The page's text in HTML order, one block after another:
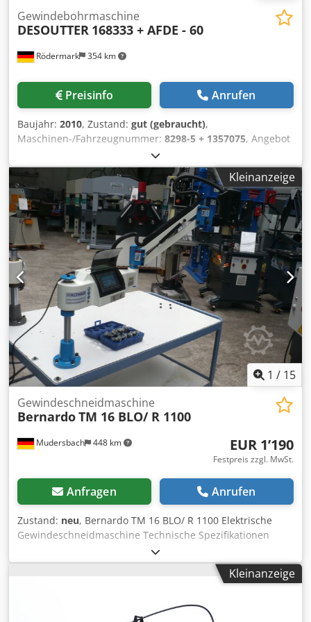
Rödermark 354 km
Gewindebohrmaschine
DESOUTTER 168333 + AFDE - 60
Preisinfo Anrufen
Baujahr: 2010, Zustand: gut (gebraucht),
Maschinen-/Fahrzeugnummer: 8298-5 + 1357075, Angebot
20142 Technische Daten: - Gewindebohrleistung bis ca. M
16 - Gewindebohrtiefe ca. 75 mm - Bohrvorschub Ab + Auf
stufenlos regulierbar Dcedpopahn Hsfx Ad Sek -
Ausladung 90 mm - Spindeldrehzahlen bis 290 U/min -
Pneumatik Anschluss mit Druckminderer 6 bar - Pneumatik
Fußtaster - Antrieb 400 V / 0,75 kW - Platzbedarf ca. B 700 x
H 2250 x T 800 mm - Gewicht ca. 150 kg
Kleinanzeige
1 / 15
Mudersbach 448 km
Gewindeschneidmaschine
BernardoTM 16 BLO/ R 1100
EUR 1’190
Festpreis zzgl. MwSt.
Anfragen Anrufen
Zustand: neu, Bernardo TM 16 BLO/ R 1100 Elektrische
Gewindeschneidmaschine Technische Spezifikationen
Gewindebohrungen* M3 - M16 Drehzahl max. 120 - 325
U/min Verstellbarer Winkel 0° - 90° Max. Arbeitsradius R
1100 mm Schnellwechselfutter DIN 371: M3 / M4 / M5-6 /
Spannung 230 V Gewicht ca. 26 kg * Materialfestigkeit 400
Kleinanzeige